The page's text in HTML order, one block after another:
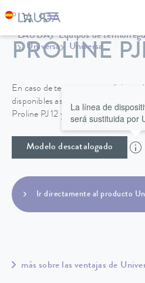
LAUDA Equipos de
Universa
Universa
PROLINE
En caso de temperaturas máximas
disponibles asimismo los modelos
Proline PJ 12 y PJ 12 C.
Modelo descatalogado
La línea de
será sustituida por
Ir directamente al producto
más sobre las ventajas de